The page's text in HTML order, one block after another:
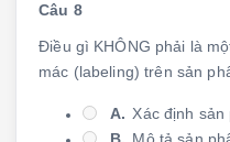
Câu 8
Điều gì KHÔNG phải là
mác (labeling) trên sản
A. Xác định